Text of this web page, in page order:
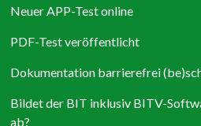
Neuer APP-Test online
PDF-Test veröffentlicht
Dokumentation barrierefrei
Bildet der BIT inklusiv BITV-
ab?